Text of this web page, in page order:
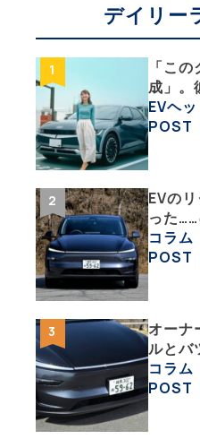
デイリー
「こ
成」。
「
ック」
EVヘ
POST
EVの
った
ってど
沼には
コラム
POST
オーナ
ルとバ
旧型モ
みた【
コラム
POST